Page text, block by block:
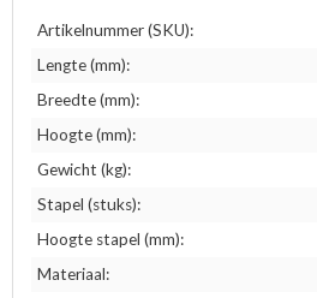
Artikelnummer (SKU):
Lengte (mm):
Breedte (mm):
Hoogte (mm):
Gewicht (kg):
Stapel (stuks):
Hoogte stapel (mm):
Materiaal: